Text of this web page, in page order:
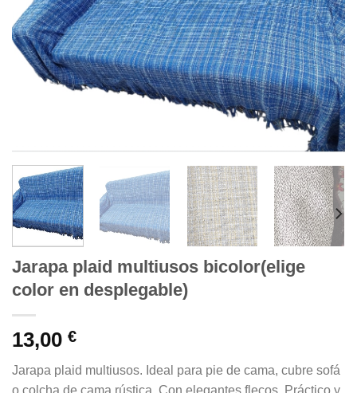
Jarapa plaid multiusos bicolor(elige
color en desplegable)
13,00 €
Jarapa plaid multiusos. Ideal para pie de cama, cubre sofá
o colcha de cama rústica. Con elegantes flecos. Práctico y